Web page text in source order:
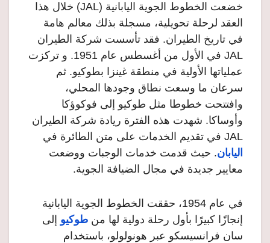
خضعت الخطوط الجوية اليابانية (JAL) خلال هذا
العقد لرحلة تحويلية، مسجلة بذلك معالم هامة
في تاريخ الطيران. فقد تأسست شركة الطيران
JAL في الأول من أغسطس عام 1951. و تركزت
عملياتها الأولية في منطقة غينزا بطوكيو. ثم
سرعان ما وسعت نطاق وجودها المحلي،
وافتتحت خطوطا مثل طوكيو إلى فوكوؤكا
وأوساكا. شهدت هذه الفترة ريادة شركة الطيران
JAL في تقديم الخدمات على متن الطائرة في
اليابان. حيث قدمت خدمات الوجبات ووضعت
معايير جديدة في مجال الضيافة الجوية.
في عام 1954، حققت الخطوط الجوية اليابانية
إنجازًا كبيرًا بأول رحلة دولية لها من طوكيو إلى
سان فرانسيسكو عبر هونولولو، باستخدام